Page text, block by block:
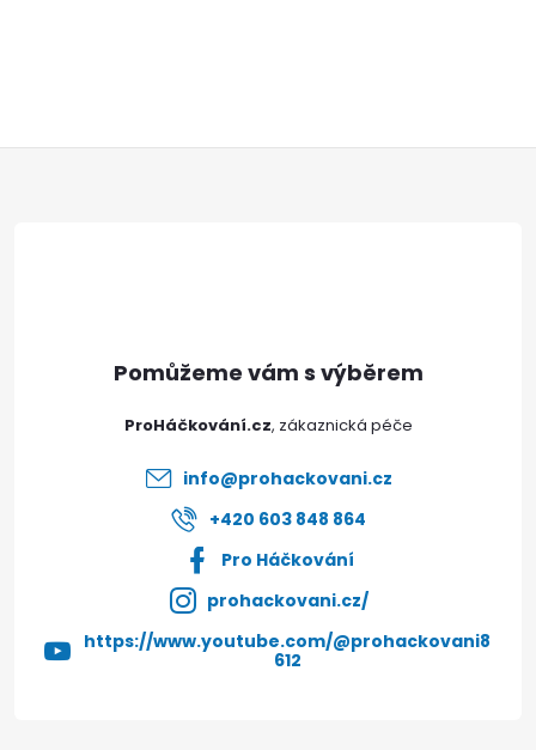
ProHáčkování.cz
info@prohackovani.cz
+420 603 848 864
Pro Háčkování
prohackovani.cz/
https://www.youtube.com/@prohackovani8
612